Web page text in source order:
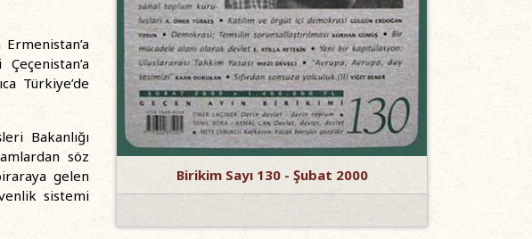
Türkiye’de
Bakanlığı
söz
gelen
sistemi
Birikim Sayı 130 - Şubat 2000